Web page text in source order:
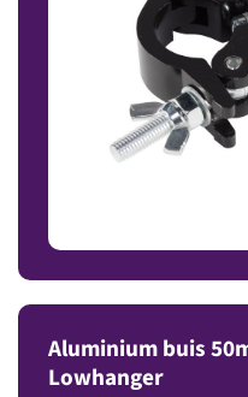
Aluminium buis
Lowhanger